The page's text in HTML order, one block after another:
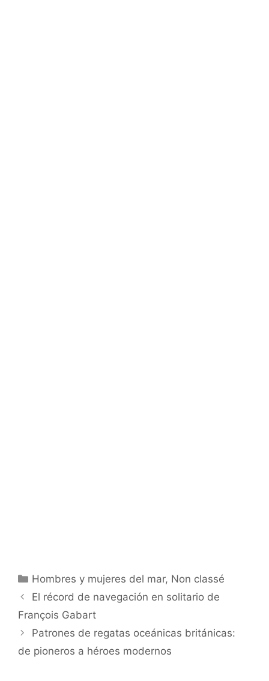
Categorías
Hombres y mujeres del mar, Non classé
El récord de navegación en solitario de
François Gabart
Patrones de regatas oceánicas británicas:
de pioneros a héroes modernos